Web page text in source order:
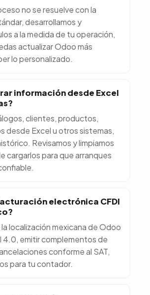
no se resuelve con la
desarrollamos y
a la medida de tu operación,
actualizar Odoo más
lo personalizado.
información desde Excel
clientes, productos,
desde Excel u otros sistemas,
Revisamos y limpiamos
cargarlos para que arranques
electrónica CFDI
localización mexicana de Odoo
4.0, emitir complementos de
conforme al SAT,
para tu contador.